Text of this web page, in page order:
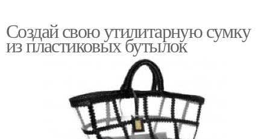
Создай свою утилитарную сумку
из пластиковых бутылок